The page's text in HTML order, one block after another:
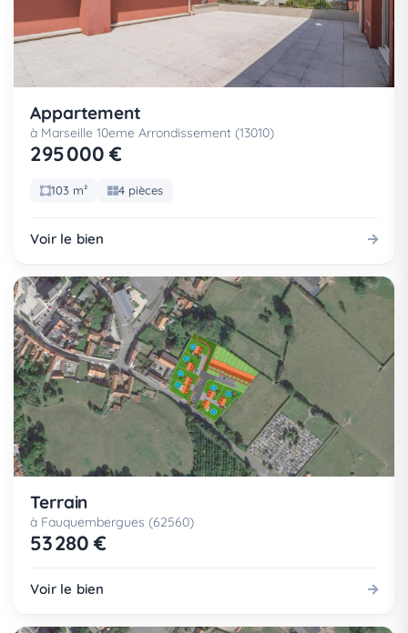
Appartement
à Marseille 10eme Arrondissement (13010)
295 000 €
103 m² 4 pièces
Voir le bien
Terrain
à Fauquembergues (62560)
53 280 €
Voir le bien